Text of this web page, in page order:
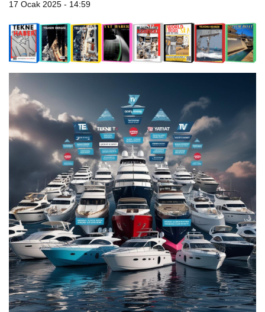
17 Ocak 2025 - 14:59